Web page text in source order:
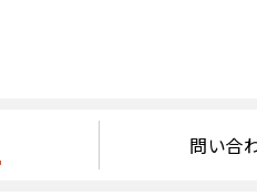
問い合